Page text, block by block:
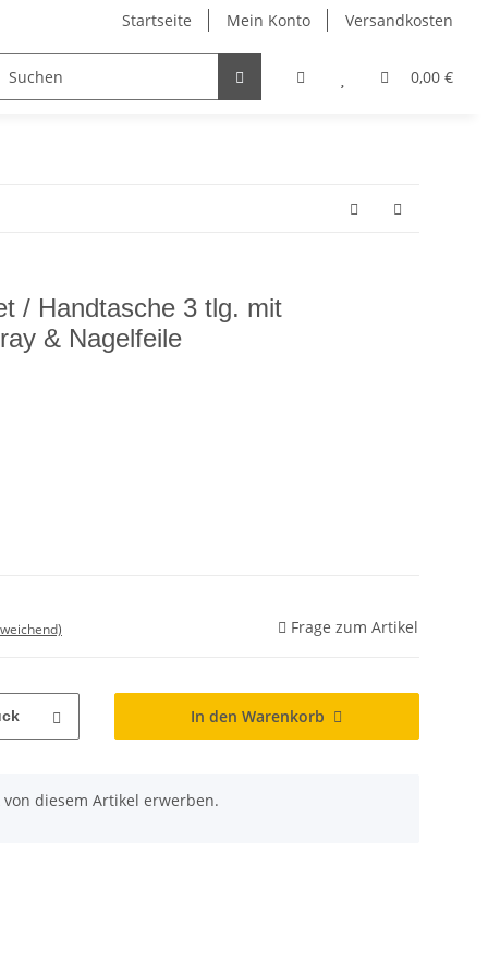
Startseite Mein Konto Versandkosten
0,00 €
Visitenkartenetuis & Zubehör Winter Sonstiges
/ Handtasche 3 tlg. mit
& Nagelfeile
Frage zum Artikel
In den Warenkorb
diesem Artikel erwerben.